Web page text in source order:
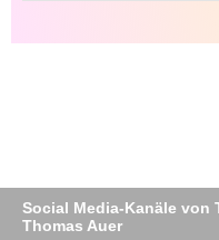
Social Media-Kanäle von
Thomas Auer